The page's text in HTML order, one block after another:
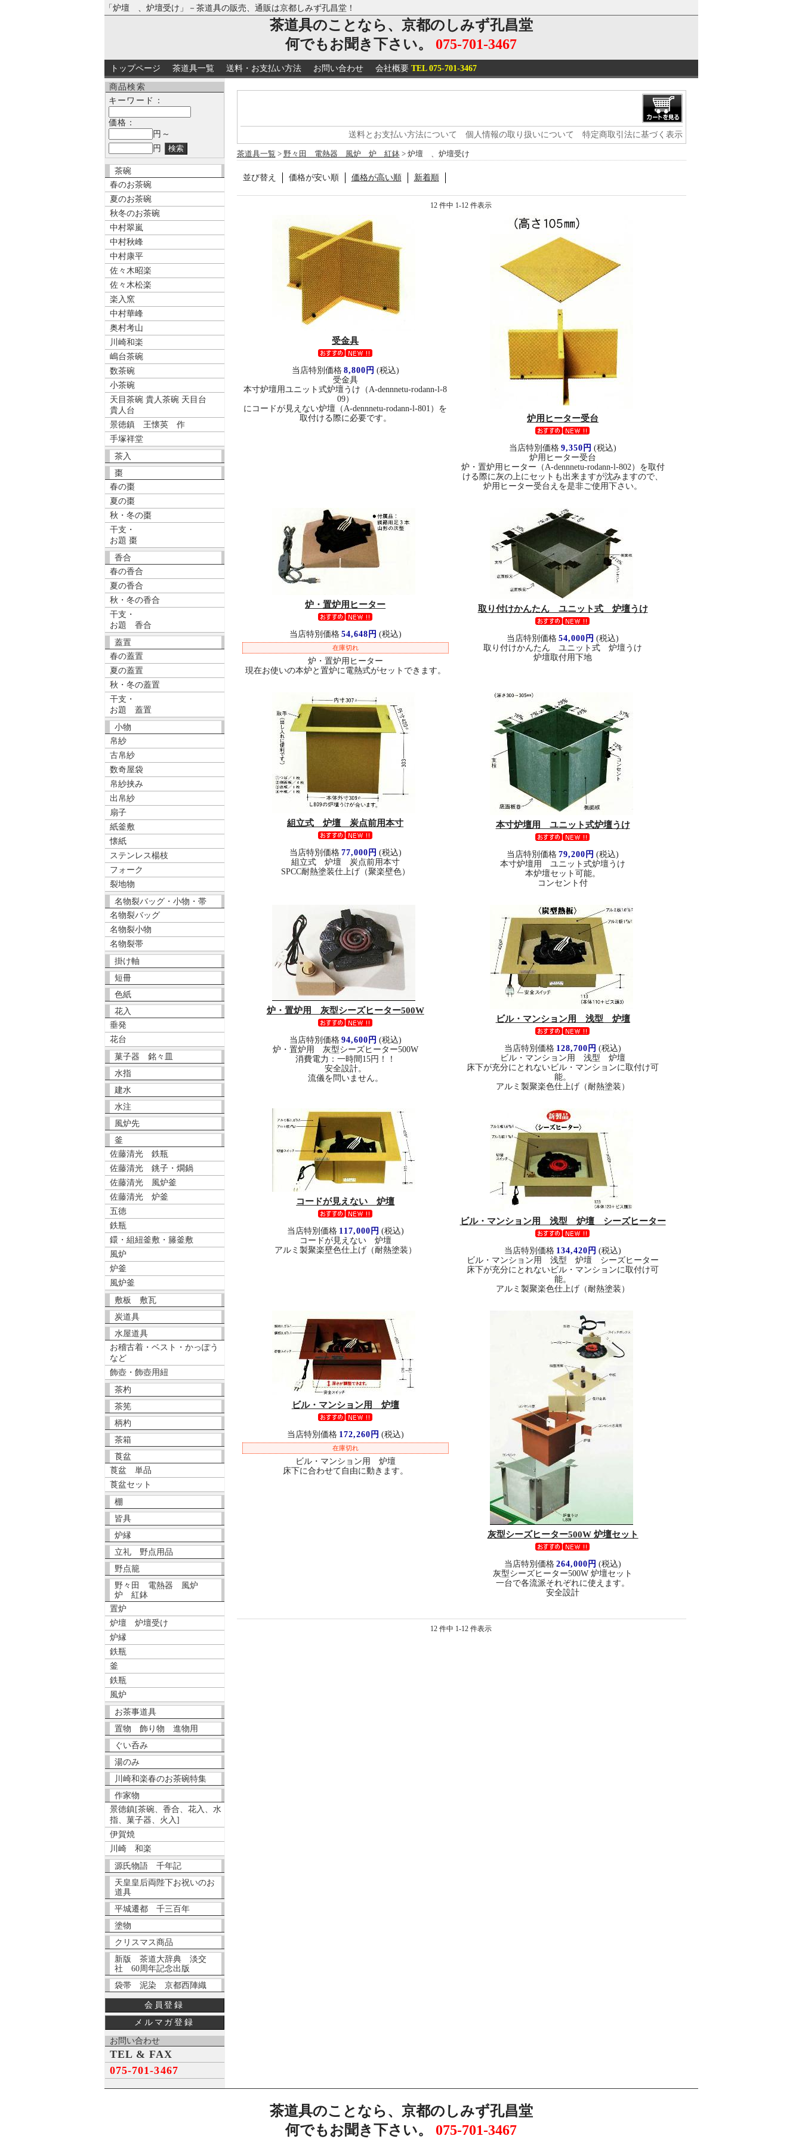
「炉壇 、炉壇受け」－茶道具の販売、通販は京都しみず孔昌堂！
茶道具のことなら、京都のしみず孔昌堂
何でもお聞き下さい。 075-701-3467
トップページ 茶道具一覧 送料・お支払い方法 お問い合わせ 会社概要 TEL 075-701-3467
商品検索
キーワード：
価格：
円～
円
茶碗
春のお茶碗
夏のお茶碗
秋冬のお茶碗
中村翠嵐
中村秋峰
中村康平
佐々木昭楽
佐々木松楽
楽入窯
中村華峰
奥村考山
川崎和楽
嶋台茶碗
数茶碗
小茶碗
天目茶碗 貴人茶碗 天目台
貴人台
景徳鎮 王懐英 作
手塚祥堂
茶入
棗
春の棗
夏の棗
秋・冬の棗
干支・
お題 棗
香合
春の香合
夏の香合
秋・冬の香合
干支・
お題 香合
蓋置
春の蓋置
夏の蓋置
秋・冬の蓋置
干支・
お題 蓋置
小物
帛紗
古帛紗
数奇屋袋
帛紗挟み
出帛紗
扇子
紙釜敷
懐紙
ステンレス楊枝
フォーク
裂地物
名物裂バッグ・小物・帯
名物裂バッグ
名物裂小物
名物裂帯
掛け軸
短冊
色紙
花入
垂発
花台
菓子器 銘々皿
水指
建水
水注
風炉先
釜
佐藤清光 鉄瓶
佐藤清光 銚子・燗鍋
佐藤清光 風炉釜
佐藤清光 炉釜
五徳
鉄瓶
鐶・組紐釜敷・籐釜敷
風炉
炉釜
風炉釜
敷板 敷瓦
炭道具
水屋道具
お稽古着・ベスト・かっぽう
など
飾壺・飾壺用紐
茶杓
茶筅
柄杓
茶箱
莨盆
莨盆 単品
莨盆セット
棚
皆具
炉縁
立礼 野点用品
野点籠
野々田 電熱器 風炉
炉 紅鉢
置炉
炉壇 炉壇受け
炉縁
鉄瓶
釜
鉄瓶
風炉
お茶事道具
置物 飾り物 進物用
ぐい呑み
湯のみ
川崎和楽春のお茶碗特集
作家物
景徳鎮[茶碗、香合、花入、水
指、菓子器、火入]
伊賀焼
川崎 和楽
源氏物語 千年記
天皇皇后両陛下お祝いのお
道具
平城遷都 千三百年
塗物
クリスマス商品
新版 茶道大辞典 淡交
社 60周年記念出版
袋帯 泥染 京都西陣織
会員登録
メルマガ登録
お問い合わせ
TEL & FAX
075-701-3467
送料とお支払い方法について 個人情報の取り扱いについて 特定商取引法に基づく表示
茶道具一覧 > 野々田 電熱器 風炉 炉 紅鉢> 炉壇 、炉壇受け
並び替え 価格が安い順 価格が高い順 新着順
12 件中 1-12 件表示
受金具
当店特別価格 8,800円 (税込)
受金具
本寸炉壇用ユニット式炉壇うけ（A-dennnetu-rodann-l-8
09）
にコードが見えない炉壇（A-dennnetu-rodann-l-801）を
取付ける際に必要です。
炉用ヒーター受台
当店特別価格 9,350円 (税込)
炉用ヒーター受台
炉・置炉用ヒーター（A-dennnetu-rodann-l-802）を取付
ける際に灰の上にセットも出来ますが沈みますので、
炉用ヒーター受台えを是非ご使用下さい。
炉・置炉用ヒーター
当店特別価格 54,648円 (税込)
在庫切れ
炉・置炉用ヒーター
現在お使いの本炉と置炉に電熱式がセットできます。
取り付けかんたん ユニット式 炉壇うけ
当店特別価格 54,000円 (税込)
取り付けかんたん ユニット式 炉壇うけ
炉壇取付用下地
組立式 炉壇 炭点前用本寸
当店特別価格 77,000円 (税込)
組立式 炉壇 炭点前用本寸
SPCC耐熱塗装仕上げ（聚楽壁色）
本寸炉壇用 ユニット式炉壇うけ
当店特別価格 79,200円 (税込)
本寸炉壇用 ユニット式炉壇うけ
本炉壇セット可能。
コンセント付
炉・置炉用 灰型シーズヒーター500W
当店特別価格 94,600円 (税込)
炉・置炉用 灰型シーズヒーター500W
消費電力：一時間15円！！
安全設計。
流儀を問いません。
ビル・マンション用 浅型 炉壇
当店特別価格 128,700円 (税込)
ビル・マンション用 浅型 炉壇
床下が充分にとれないビル・マンションに取付け可
能。
アルミ製聚楽色仕上げ（耐熱塗装）
コードが見えない 炉壇
当店特別価格 117,000円 (税込)
コードが見えない 炉壇
アルミ製聚楽壁色仕上げ（耐熱塗装）
ビル・マンション用 浅型 炉壇 シーズヒーター
当店特別価格 134,420円 (税込)
ビル・マンション用 浅型 炉壇 シーズヒーター
床下が充分にとれないビル・マンションに取付け可
能。
アルミ製聚楽色仕上げ（耐熱塗装）
ビル・マンション用 炉壇
当店特別価格 172,260円 (税込)
在庫切れ
ビル・マンション用 炉壇
床下に合わせて自由に動きます。
灰型シーズヒーター500W 炉壇セット
当店特別価格 264,000円 (税込)
灰型シーズヒーター500W 炉壇セット
一台で各流派それぞれに使えます。
安全設計
12 件中 1-12 件表示
茶道具のことなら、京都のしみず孔昌堂
何でもお聞き下さい。 075-701-3467